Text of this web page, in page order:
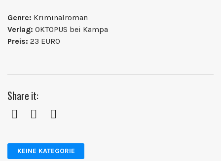
Genre: Kriminalroman
Verlag: OKTOPUS bei Kampa
Preis: 23 EURO
Share it:
FacebookTwitterPinterest
KEINE KATEGORIE